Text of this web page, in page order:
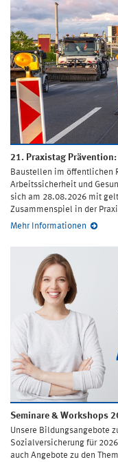
21. Praxistag
Baustellen im öffentlichen
Arbeitssicherheit und
sich am 28.08.2026 mit
Zusammenspiel in der
Mehr Informationen
Seminare & Workshops
Unsere Bildungsangebote
Sozialversicherung für
auch Angebote zu den